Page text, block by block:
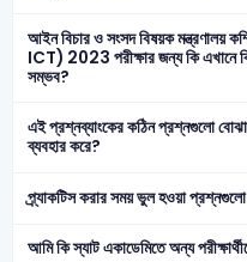
আইন বিচার ও সংসদ বিষয়ক মন্ত্রণালয় কম্পিউটার ও তথ্য
ICT) 2023 পরীক্ষার জন্য কি এখানে
সম্ভব?
এই প্রশ্নব্যাংকের কঠিন প্রশ্নগুলো
ব্যবহার করে?
প্র্যাকটিস করার সময় ভুল হওয়া
আমি কি স্যাট একাডেমিতে অন্য